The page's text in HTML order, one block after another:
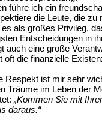
führe ich ein
die Leute, die zu
als großes Privileg,
Entscheidungen in
auch eine große
oft die finanzielle
Respekt ist mir sehr
Träume im Leben der
„Kommen Sie mit
daraus.“